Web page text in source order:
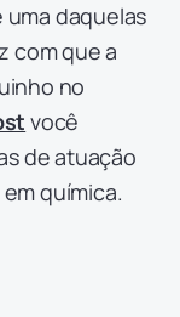
uma daquelas
com que a
no
você
de atuação
química.